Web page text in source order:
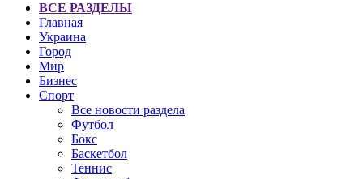
ВСЕ РАЗДЕЛЫ
Главная
Украина
Город
Мир
Бизнес
Спорт
Все новости раздела
Футбол
Бокс
Баскетбол
Теннис